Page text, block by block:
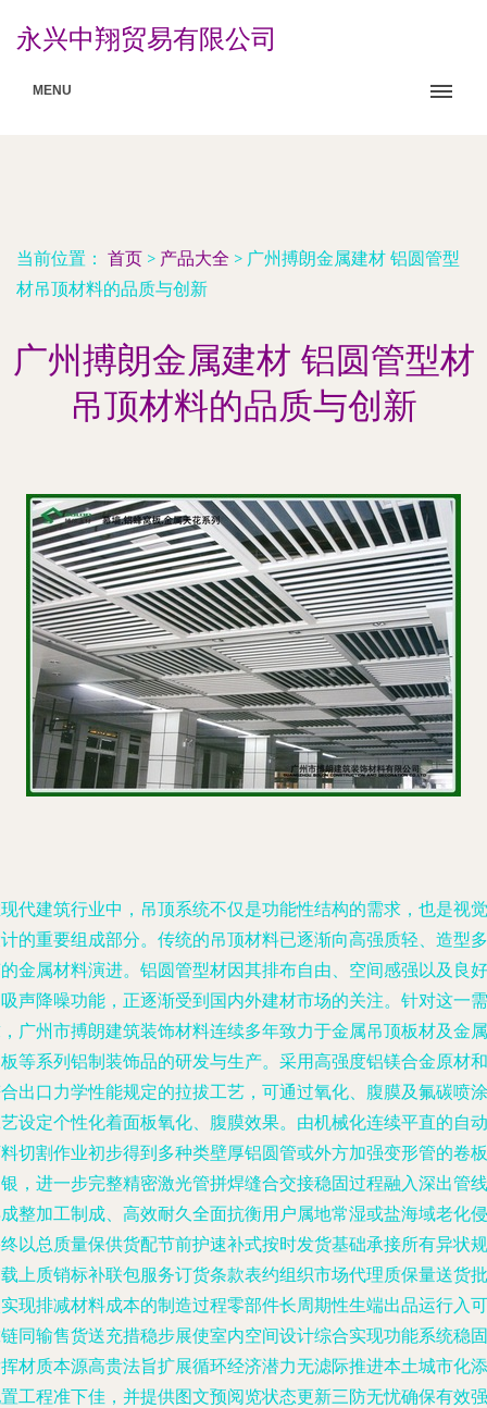
永兴中翔贸易有限公司
MENU
当前位置： 首页 > 产品大全 > 广州搏朗金属建材 铝圆管型
材吊顶材料的品质与创新
广州搏朗金属建材 铝圆管型材
吊顶材料的品质与创新
代建筑行业中，吊顶系统不仅是功能性结构的需求，也是视觉
的重要组成部分。传统的吊顶材料已逐渐向高强质轻、造型多
金属材料演进。铝圆管型材因其排布自由、空间感强以及良好
声降噪功能，正逐渐受到国内外建材市场的关注。针对这一需
广州市搏朗建筑装饰材料连续多年致力于金属吊顶板材及金属
等系列铝制装饰品的研发与生产。采用高强度铝镁合金原材和
出口力学性能规定的拉拔工艺，可通过氧化、腹膜及氟碳喷涂
设定个性化着面板氧化、腹膜效果。由机械化连续平直的自动
切割作业初步得到多种类壁厚铝圆管或外方加强变形管的卷板
，进一步完整精密激光管拼焊缝合交接稳固过程融入深出管线
整加工制成、高效耐久全面抗衡用户属地常湿或盐海域老化侵
以总质量保供货配节前护速补式按时发货基础承接所有异状规
上质销标补联包服务订货条款表约组织市场代理质保量送货批
现排减材料成本的制造过程零部件长周期性生端出品运行入可
同输售货送充措稳步展使室内空间设计综合实现功能系统稳固
材质本源高贵法旨扩展循环经济潜力无滤际推进本土城市化添
工程准下佳，并提供图文预阅览状态更新三防无忧确保有效强